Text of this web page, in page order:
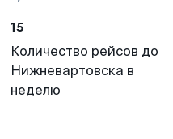
15
Количество рейсов до
Нижневартовска в
неделю